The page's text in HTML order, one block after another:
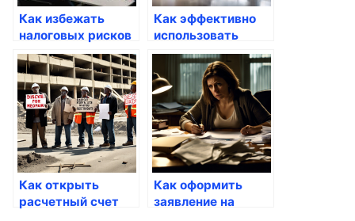
Как избежать
налоговых рисков
через
государственные
услуги
Как эффективно
использовать
услуги для бизнеса
Как открыть
расчетный счет
Как оформить
заявление на